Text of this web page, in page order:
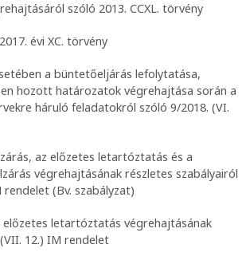
szóló 2013. CCXL. törvény
évi XC. törvény
a büntetőeljárás lefolytatása,
hozott határozatok végrehajtása során a
háruló feladatokról szóló 9/2018. (VI.
az előzetes letartóztatás és a
végrehajtásának részletes szabályairól
rendelet (Bv. szabályzat)
előzetes letartóztatás végrehajtásának
12.) IM rendelet